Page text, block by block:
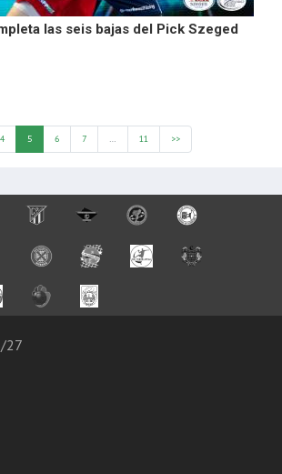
las seis bajas del Pick Szeged
4 5 6 7 … 11 >>
27